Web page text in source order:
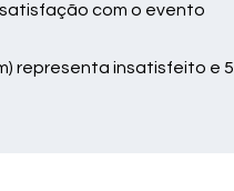
satisfação com o evento
representa insatisfeito e 5